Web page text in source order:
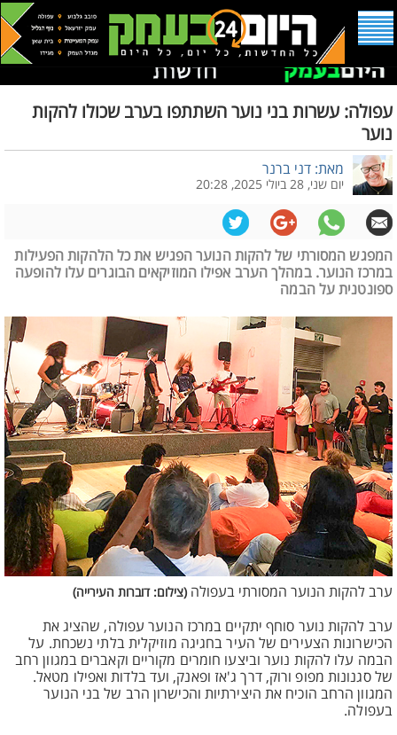
עפולה: עשרות בני נוער השתתפו בערב שכולו להקות
נוער
מאת: דני ברנר
יום שני, 28 ביולי 2025, 20:28
המפגש המסורתי של להקות הנוער הפגיש את כל הלהקות הפעילות
במרכז הנוער. במהלך הערב אפילו המוזיקאים הבוגרים עלו להופעה
ספונטנית על הבמה
ערב להקות הנוער המסורתי בעפולה (צילום: דוברות העירייה)
ערב להקות נוער סוחף יתקיים במרכז הנוער עפולה, שהציג את
הכישרונות הצעירים של העיר בחגיגה מוזיקלית בלתי נשכחת. על
הבמה עלו להקות נוער וביצעו חומרים מקוריים וקאברים במגוון רחב
של סגנונות מפופ ורוק, דרך ג'אז ופאנק, ועד בלדות ואפילו מטאל.
המגוון הרחב הוכיח את היצירתיות והכישרון הרב של בני הנוער
בעפולה.